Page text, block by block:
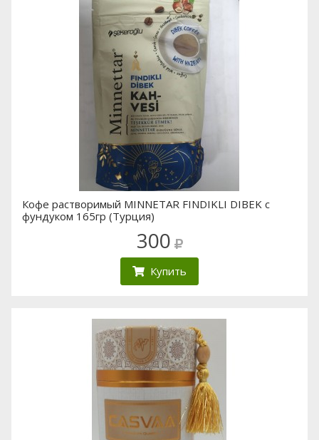
Кофе растворимый MINNETAR FINDIKLI DIBEK с
фундуком 165гр (Турция)
300
Купить